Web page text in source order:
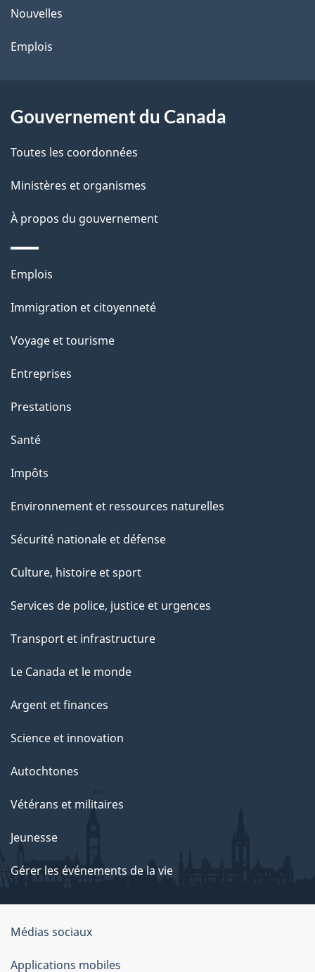
ce
site
Nouvelles
Emplois
Gouvernement du Canada
Toutes les coordonnées
Ministères et organismes
À propos du gouvernement
Thèmes
sujets
Emplois
Immigration et citoyenneté
Voyage et tourisme
Entreprises
Prestations
Santé
Impôts
Environnement et ressources naturelles
Sécurité nationale et défense
Culture, histoire et sport
Services de police, justice et urgences
Transport et infrastructure
Le Canada et le monde
Argent et finances
Science et innovation
Autochtones
Vétérans et militaires
Jeunesse
Gérer les événements de la vie
Organisation
du
Médias sociaux
Applications mobiles